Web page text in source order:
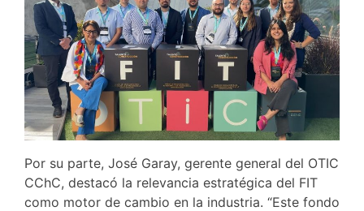
Por su parte, José Garay, gerente general del OTIC
CChC, destacó la relevancia estratégica del FIT
como motor de cambio en la industria. “Este fondo